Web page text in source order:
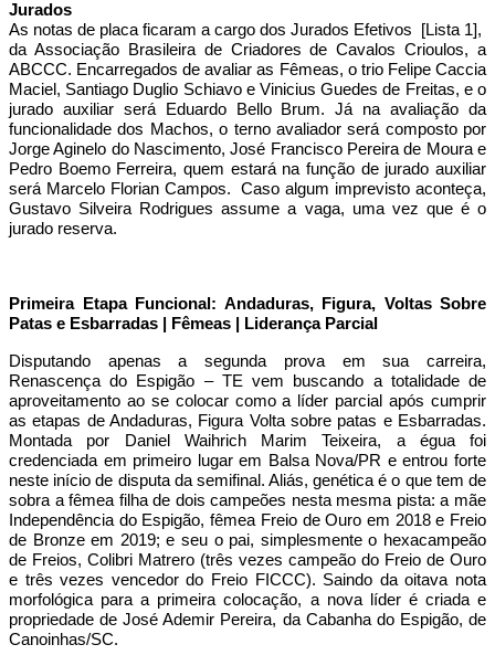
Jurados
As notas de placa ficaram a cargo dos Jurados Efetivos [Lista 1],
da Associação Brasileira de Criadores de Cavalos Crioulos, a
ABCCC. Encarregados de avaliar as Fêmeas, o trio Felipe Caccia
Maciel, Santiago Duglio Schiavo e Vinicius Guedes de Freitas, e o
jurado auxiliar será Eduardo Bello Brum. Já na avaliação da
funcionalidade dos Machos, o terno avaliador será composto por
Jorge Aginelo do Nascimento, José Francisco Pereira de Moura e
Pedro Boemo Ferreira, quem estará na função de jurado auxiliar
será Marcelo Florian Campos. Caso algum imprevisto aconteça,
Gustavo Silveira Rodrigues assume a vaga, uma vez que é o
jurado reserva.
Primeira Etapa Funcional: Andaduras, Figura, Voltas Sobre
Patas e Esbarradas | Fêmeas | Liderança Parcial
Disputando apenas a segunda prova em sua carreira,
Renascença do Espigão – TE vem buscando a totalidade de
aproveitamento ao se colocar como a líder parcial após cumprir
as etapas de Andaduras, Figura Volta sobre patas e Esbarradas.
Montada por Daniel Waihrich Marim Teixeira, a égua foi
credenciada em primeiro lugar em Balsa Nova/PR e entrou forte
neste início de disputa da semifinal. Aliás, genética é o que tem de
sobra a fêmea filha de dois campeões nesta mesma pista: a mãe
Independência do Espigão, fêmea Freio de Ouro em 2018 e Freio
de Bronze em 2019; e seu o pai, simplesmente o hexacampeão
de Freios, Colibri Matrero (três vezes campeão do Freio de Ouro
e três vezes vencedor do Freio FICCC). Saindo da oitava nota
morfológica para a primeira colocação, a nova líder é criada e
propriedade de José Ademir Pereira, da Cabanha do Espigão, de
Canoinhas/SC.